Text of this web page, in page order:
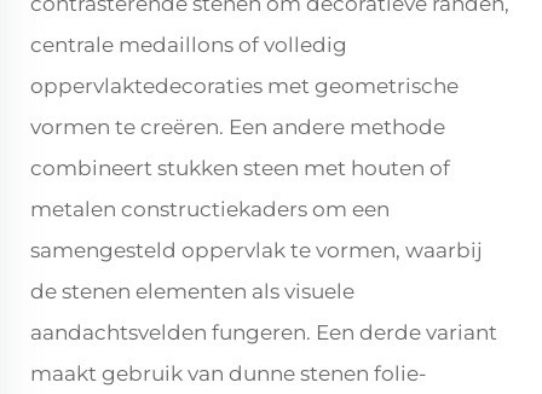
centrale medaillons of volledig
oppervlaktedecoraties met geometrische
vormen te creëren. Een andere methode
combineert stukken steen met houten of
metalen constructiekaders om een
samengesteld oppervlak te vormen, waarbij
de stenen elementen als visuele
aandachtsvelden fungeren. Een derde variant
maakt gebruik van dunne stenen folie-